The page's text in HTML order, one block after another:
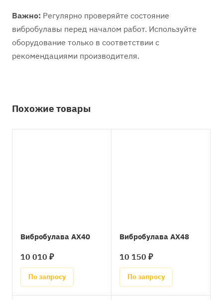
Важно: Регулярно проверяйте состояние
вибробулавы перед началом работ. Используйте
оборудование только в соответствии с
рекомендациями производителя.
Похожие товары
Вибробулава AX40
10 010 ₽
По запросу
Вибробулава AX48
10 150 ₽
По запросу